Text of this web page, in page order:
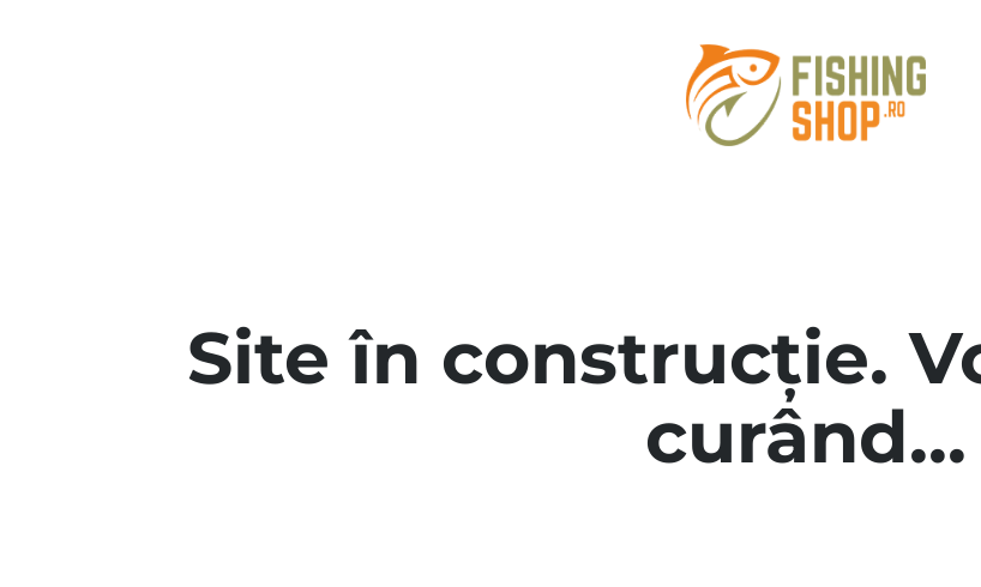
Site în construcție.
curând...